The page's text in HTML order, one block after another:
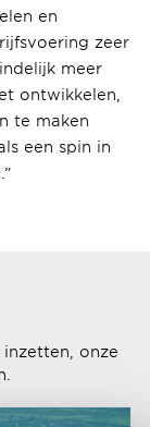
en
zeer
meer
ontwikkelen,
te maken
een spin in
onze